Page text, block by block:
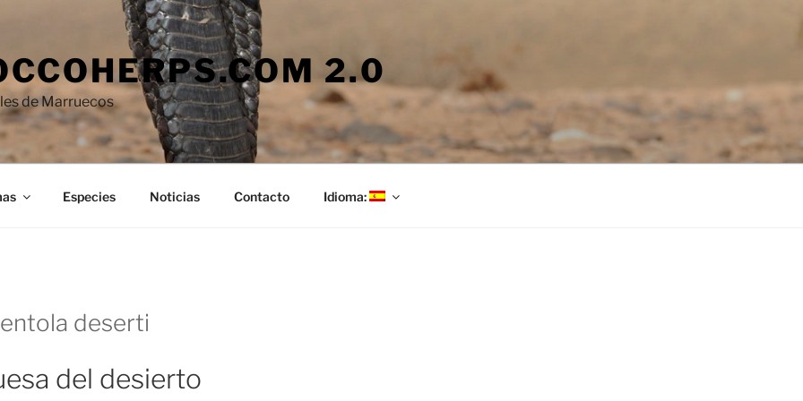
2.0
de Marruecos
Especies Noticias Contacto Idioma:
deserti
del desierto